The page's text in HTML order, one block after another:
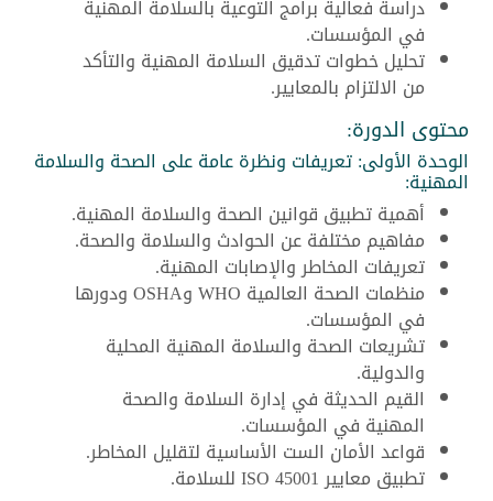
دراسة فعالية برامج التوعية بالسلامة المهنية
في المؤسسات.
تحليل خطوات تدقيق السلامة المهنية والتأكد
من الالتزام بالمعايير.
محتوى الدورة:
الوحدة الأولى: تعريفات ونظرة عامة على الصحة والسلامة
المهنية:
أهمية تطبيق قوانين الصحة والسلامة المهنية.
مفاهيم مختلفة عن الحوادث والسلامة والصحة.
تعريفات المخاطر والإصابات المهنية.
منظمات الصحة العالمية WHO وOSHA ودورها
في المؤسسات.
تشريعات الصحة والسلامة المهنية المحلية
والدولية.
القيم الحديثة في إدارة السلامة والصحة
المهنية في المؤسسات.
قواعد الأمان الست الأساسية لتقليل المخاطر.
تطبيق معايير ISO 45001 للسلامة.